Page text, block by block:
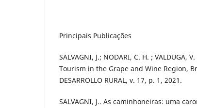
Principais Publicações
SALVAGNI, J.; NODARI, C. H. ;
Tourism in the Grape and Wine Region,
DESARROLLO RURAL, v. 17, p. 1, 2021.
SALVAGNI, J.. As caminhoneiras: uma